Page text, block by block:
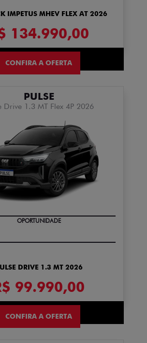
IMPETUS MHEV FLEX AT 2026
134.990,00
CONFIRA A OFERTA
PULSE
Drive 1.3 MT Flex 4P 2026
OPORTUNIDADE
DRIVE 1.3 MT 2026
99.990,00
CONFIRA A OFERTA